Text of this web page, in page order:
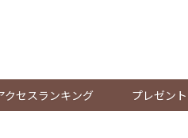
クセスランキング プレゼント